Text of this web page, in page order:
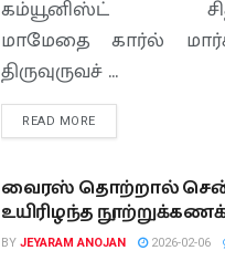
கம்யூனிஸ்ட்
மாமேதை கார்ல்
திருவுருவச் ...
READ MORE
வைரஸ் தொற்றால்
உயிரிழந்த
BY JEYARAM ANOJAN 2026-02-06